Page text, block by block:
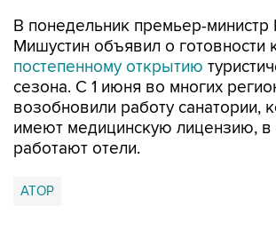
постепенному открытию
сезона. С 1 июня во многих
возобновили работу санатории,
имеют медицинскую лицензию, в
работают отели.
АТОР